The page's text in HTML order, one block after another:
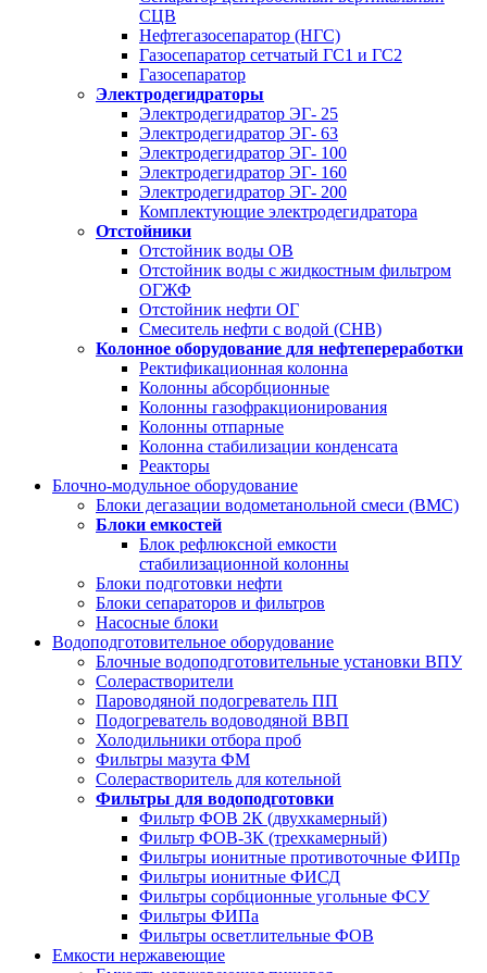
СЦВ
Нефтегазосепаратор (НГС)
Газосепаратор сетчатый ГС1 и ГС2
Газосепаратор
Электродегидраторы
Электродегидратор ЭГ- 25
Электродегидратор ЭГ- 63
Электродегидратор ЭГ- 100
Электродегидратор ЭГ- 160
Электродегидратор ЭГ- 200
Комплектующие электродегидратора
Отстойники
Отстойник воды ОВ
Отстойник воды с жидкостным фильтром
ОГЖФ
Отстойник нефти ОГ
Смеситель нефти с водой (СНВ)
Колонное оборудование для нефтепереработки
Ректификационная колонна
Колонны абсорбционные
Колонны газофракционирования
Колонны отпарные
Колонна стабилизации конденсата
Реакторы
Блочно-модульное оборудование
Блоки дегазации водометанольной смеси (BMC)
Блоки емкостей
Блок рефлюксной емкости
стабилизационной колонны
Блоки подготовки нефти
Блоки сепараторов и фильтров
Насосные блоки
Водоподготовительное оборудование
Блочные водоподготовительные установки ВПУ
Солерастворители
Пароводяной подогреватель ПП
Подогреватель водоводяной ВВП
Холодильники отбора проб
Фильтры мазута ФМ
Солерастворитель для котельной
Фильтры для водоподготовки
Фильтр ФОВ 2К (двухкамерный)
Фильтр ФОВ-3К (трехкамерный)
Фильтры ионитные противоточные ФИПр
Фильтры ионитные ФИСД
Фильтры сорбционные угольные ФСУ
Фильтры ФИПа
Фильтры осветлительные ФОВ
Емкости нержавеющие